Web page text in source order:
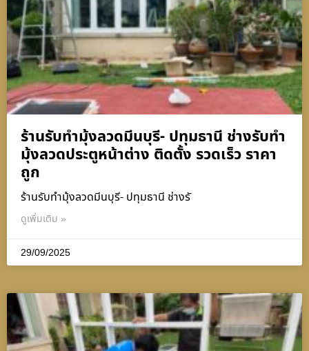
ร้านรับทำมุ้งลวดมีนบุรี- ปทุมธานี ช่างรับทำ
มุ้งลวดประตูหน้าต่าง ติดตั้ง รวดเร็ว ราคา
ถูก
ร้านรับทำมุ้งลวดมีนบุรี- ปทุมธานี ช่างรั
ดูเพิ่มเติม »
29/09/2025